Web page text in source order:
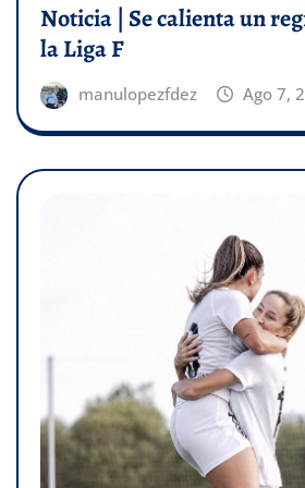
Noticia | Se calienta un
la Liga F
manulopezfdez Ago 7,